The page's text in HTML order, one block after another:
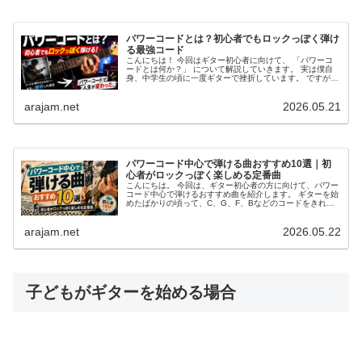
パワーコードとは？初心者でもロックっぽく弾け
る最強コード
こんにちは！ 今回はギター初心者に向けて、 「パワーコ
ードとは何か？」 について解説していきます。 実は僕自
身、中学生の頃に一度ギターで挫折しています。 ですが、
arajam.net 2026.05.21
パワーコード中心で弾ける曲おすすめ10選｜初
心者がロックっぽく楽しめる定番曲
こんにちは。 今回は、ギター初心者の方に向けて、パワー
コード中心で弾けるおすすめ曲を紹介します。 ギターを始
めたばかりの頃って、C、G、F、Bなどのコードをきれい
arajam.net 2026.05.22
子どもがギターを始める場合